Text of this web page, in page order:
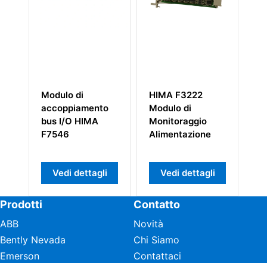
Modulo di
accoppiamento
bus I/O HIMA
Vedi dettagli
HIMA F3222
Modulo di
Monitoraggio
Alimentazione
Vedi dettagli
Prodotti
ABB
Bently Nevada
Emerson
Contatto
Novità
Chi Siamo
Contattaci